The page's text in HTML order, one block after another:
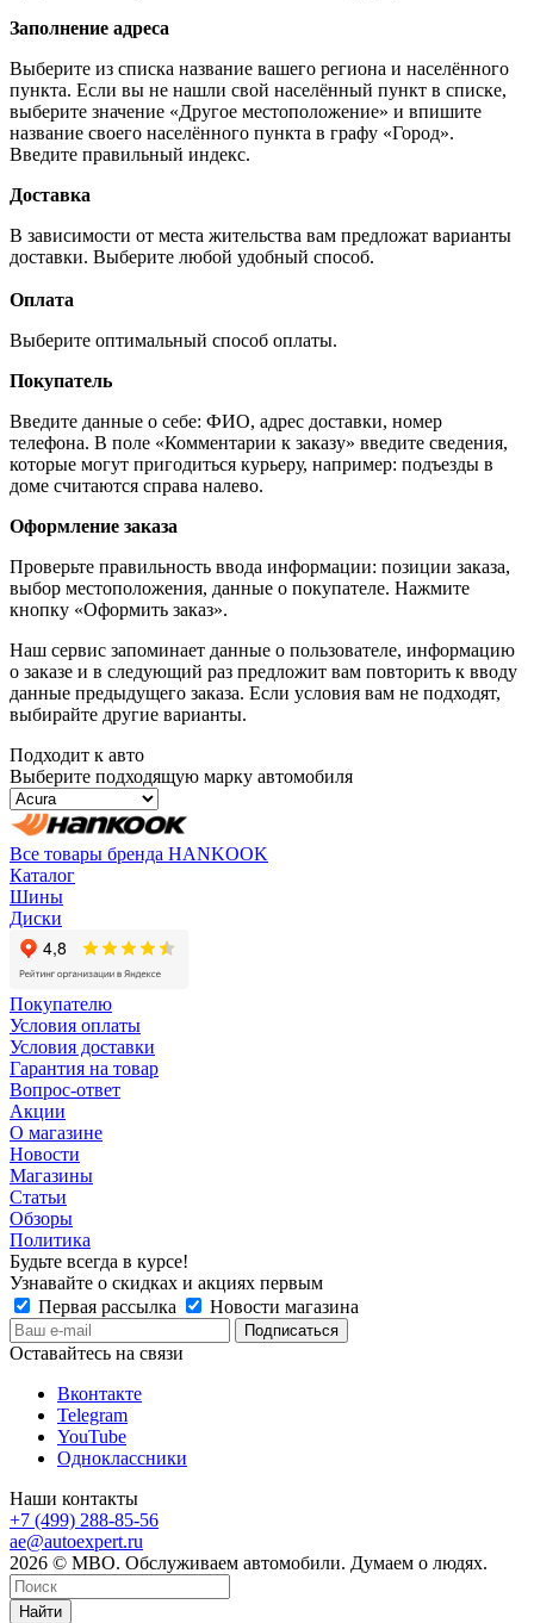
Заполнение адреса
Выберите из списка название вашего региона и населённого
пункта. Если вы не нашли свой населённый пункт в списке,
выберите значение «Другое местоположение» и впишите
название своего населённого пункта в графу «Город».
Введите правильный индекс.
Доставка
В зависимости от места жительства вам предложат варианты
доставки. Выберите любой удобный способ.
Оплата
Выберите оптимальный способ оплаты.
Покупатель
Введите данные о себе: ФИО, адрес доставки, номер
телефона. В поле «Комментарии к заказу» введите сведения,
которые могут пригодиться курьеру, например: подъезды в
доме считаются справа налево.
Оформление заказа
Проверьте правильность ввода информации: позиции заказа,
выбор местоположения, данные о покупателе. Нажмите
кнопку «Оформить заказ».
Наш сервис запоминает данные о пользователе, информацию
о заказе и в следующий раз предложит вам повторить к вводу
данные предыдущего заказа. Если условия вам не подходят,
выбирайте другие варианты.
Подходит к авто
Выберите подходящую марку автомобиля
Все товары бренда HANKOOK
Каталог
Шины
Диски
Покупателю
Условия оплаты
Условия доставки
Гарантия на товар
Вопрос-ответ
Акции
О магазине
Новости
Магазины
Статьи
Обзоры
Политика
Будьте всегда в курсе!
Узнавайте о скидках и акциях первым
Первая рассылка
Новости магазина
Оставайтесь на связи
Вконтакте
Telegram
YouTube
Одноклассники
Наши контакты
+7 (499) 288-85-56
ae@autoexpert.ru
2026 © МВО. Обслуживаем автомобили. Думаем о людях.
Найти